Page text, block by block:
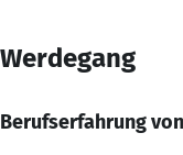
Werdegang
Berufserfahrung